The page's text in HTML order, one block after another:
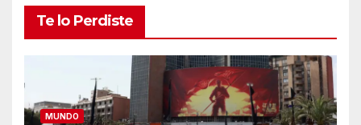
Te lo Perdiste
MUNDO